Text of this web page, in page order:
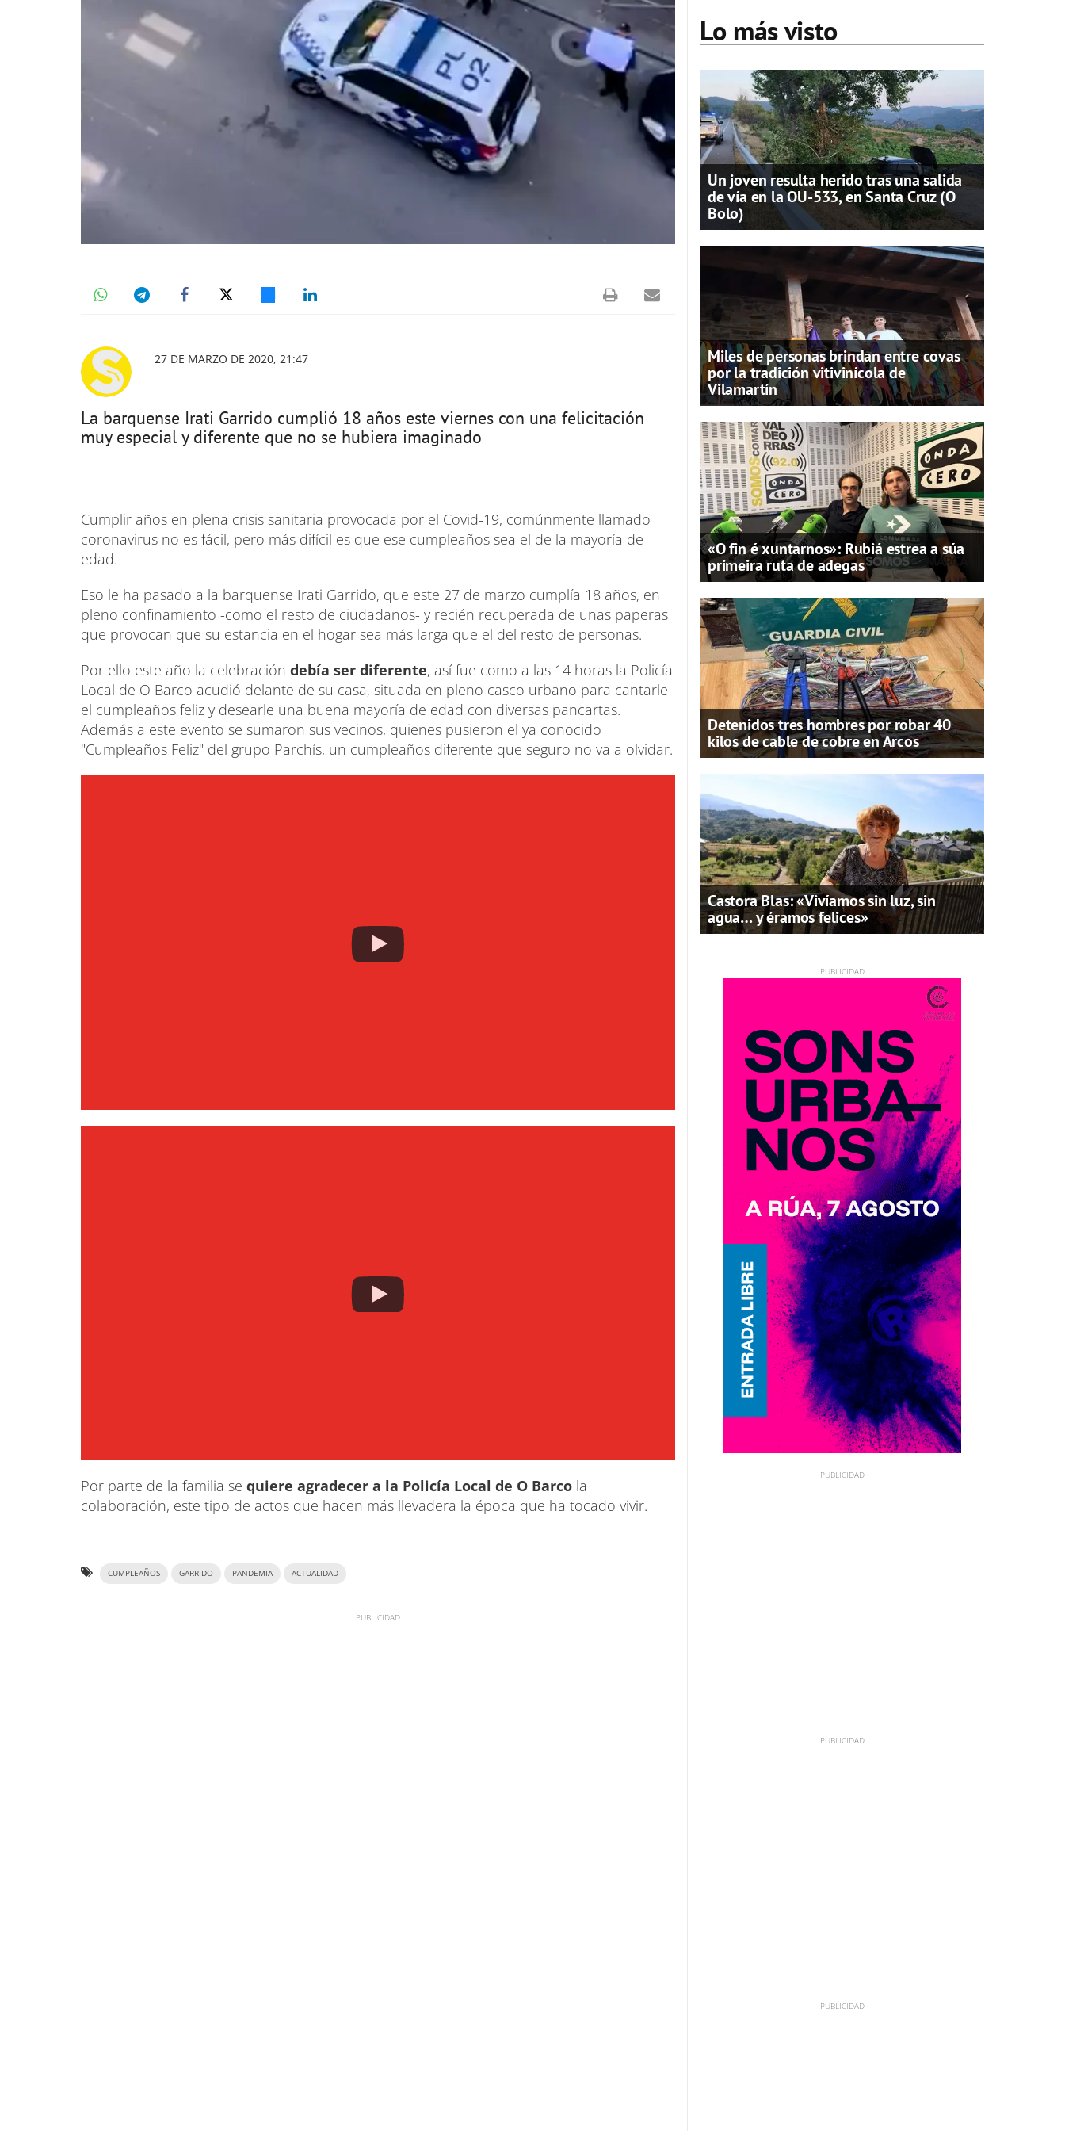
27 DE MARZO DE 2020, 21:47
La barquense Irati Garrido cumplió 18 años este viernes con una felicitación
muy especial y diferente que no se hubiera imaginado
Cumplir años en plena crisis sanitaria provocada por el Covid-19, comúnmente llamado
coronavirus no es fácil, pero más difícil es que ese cumpleaños sea el de la mayoría de
edad.
Eso le ha pasado a la barquense Irati Garrido, que este 27 de marzo cumplía 18 años, en
pleno confinamiento -como el resto de ciudadanos- y recién recuperada de unas paperas
que provocan que su estancia en el hogar sea más larga que el del resto de personas.
Por ello este año la celebración debía ser diferente, así fue como a las 14 horas la Policía
Local de O Barco acudió delante de su casa, situada en pleno casco urbano para cantarle
el cumpleaños feliz y desearle una buena mayoría de edad con diversas pancartas.
Además a este evento se sumaron sus vecinos, quienes pusieron el ya conocido
"Cumpleaños Feliz" del grupo Parchís, un cumpleaños diferente que seguro no va a olvidar.
Por parte de la familia se quiere agradecer a la Policía Local de O Barco la
colaboración, este tipo de actos que hacen más llevadera la época que ha tocado vivir.
CUMPLEAÑOS GARRIDO PANDEMIA ACTUALIDAD
Lo más visto
Un joven resulta herido tras una salida
de vía en la OU-533, en Santa Cruz (O
Bolo)
Miles de personas brindan entre covas
por la tradición vitivinícola de
Vilamartín
«O fin é xuntarnos»: Rubiá estrea a súa
primeira ruta de adegas
Detenidos tres hombres por robar 40
kilos de cable de cobre en Arcos
Castora Blas: «Vivíamos sin luz, sin
agua… y éramos felices»